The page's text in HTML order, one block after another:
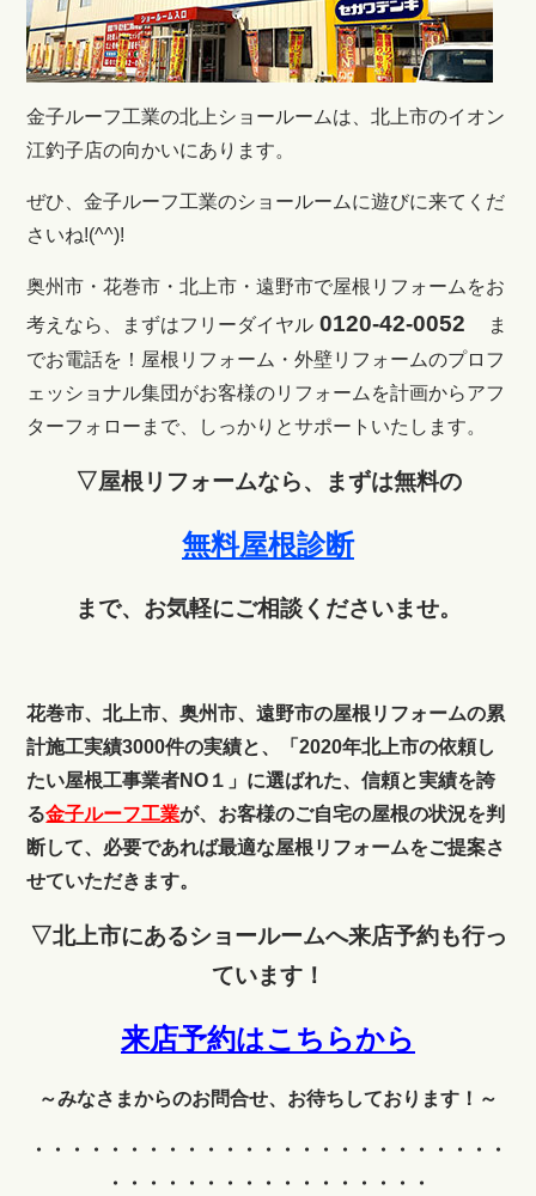
金子ルーフ工業の北上ショールームは、北上市のイオン
江釣子店の向かいにあります。
ぜひ、金子ルーフ工業のショールームに遊びに来てくだ
さいね!(^^)!
奥州市・花巻市・北上市・遠野市で屋根リフォームをお
考えなら、まずはフリーダイヤル 0120-42-0052
ま
でお電話を！ 屋根リフォーム・外壁リフォームのプロフ
ェッショナル集団がお客様のリフォームを計画からアフ
ターフォローまで、しっかりとサポートいたします。
▽屋根リフォームなら、まずは無料の
無料屋根診断
まで、お気軽にご相談くださいませ。
花巻市、北上市、奥州市、遠野市の屋根リフォームの累
計施工実績3000件の実績と、「2020年北上市の依頼し
たい屋根工事業者NO１」に選ばれた、信頼と実績を誇
る金子ルーフ工業が、お客様のご自宅の屋根の状況を判
断して、必要であれば最適な屋根リフォームをご提案さ
せていただきます。
▽北上市にあるショールームへ来店予約も行っ
ています！
来店予約はこちらから
～みなさまからのお問合せ、お待ちしております！～
・・・・・・・・・・・・
・・・・・・・・・・・・・
・・・・・・・・・・・・・・・・・